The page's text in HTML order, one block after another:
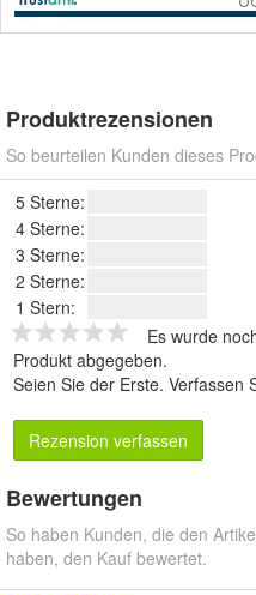
Produktrezensionen
So beurteilen Kunden dieses
5 Sterne:
4 Sterne:
3 Sterne:
2 Sterne:
1 Stern:
Es wurde
Produkt abgegeben.
Seien Sie der Erste. Verfassen
Rezension verfassen
Bewertungen
So haben Kunden, die den
haben, den Kauf bewertet.